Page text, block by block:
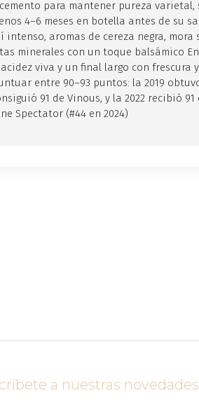
para mantener pureza varietal,
4–6 meses en botella antes de su
aromas de cereza negra, mora
minerales con un toque balsámico
viva y un final largo con frescura
entre 90–93 puntos: la 2019
91 de Vinous, y la 2022 recibió
Spectator (#44 en 2024)
a nuestras novedades